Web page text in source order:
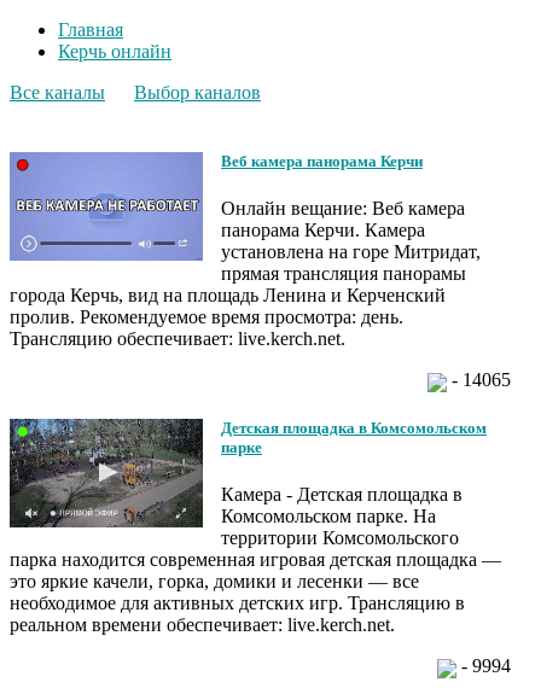
Главная
Керчь онлайн
Все каналы
Выбор каналов
Веб камера панорама Керчи
Онлайн вещание: Веб камера
панорама Керчи. Камера
установлена на горе Митридат,
прямая трансляция панорамы
города Керчь, вид на площадь Ленина и Керченский
пролив. Рекомендуемое время просмотра: день.
Трансляцию обеспечивает: live.kerch.net.
- 14065
Детская площадка в Комсомольском
парке
Камера - Детская площадка в
Комсомольском парке. На
территории Комсомольского
парка находится современная игровая детская площадка —
это яркие качели, горка, домики и лесенки — все
необходимое для активных детских игр. Трансляцию в
реальном времени обеспечивает: live.kerch.net.
- 9994